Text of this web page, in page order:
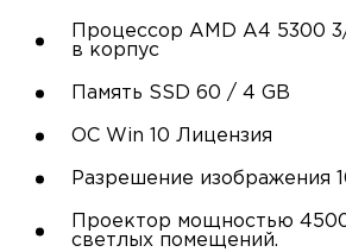
Процессор AMD A4 5300
в корпус
Память SSD 60 / 4 GB
ОС Win 10 Лицензия
Разрешение изображения
Проектор мощностью
светлых помещений.